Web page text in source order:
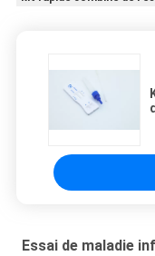
Essai de maladie